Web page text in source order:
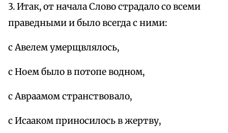
3. Итак, от начала Слово страдало со всеми
праведными и было всегда с ними:
с Авелем умерщвлялось,
с Ноем было в потопе водном,
с Авраамом странствовало,
с Исааком приносилось в жертву,